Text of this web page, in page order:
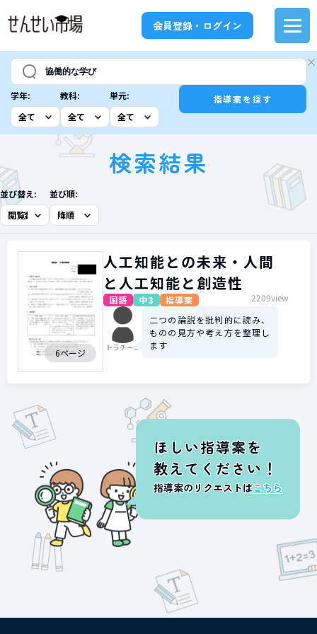
会員登録・ログイン
学年: 教科: 単元: 指導案を探す
検索結果
並び替え: 並び順:
6ページ
人工知能との未来・人間
と人工知能と創造性
国語 中3 指導案 2209view
トラチーニ
二つの論説を批判的に読み、
ものの見方や考え方を整理し
ます
ほしい指導案を
教えてください！
指導案のリクエストはこちら